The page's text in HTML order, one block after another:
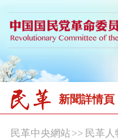
新聞詳情頁
民革中央網站>> 民革人